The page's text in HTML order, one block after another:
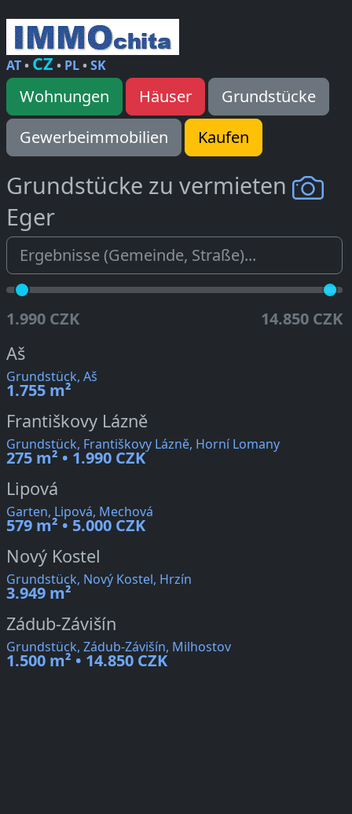
AT• CZ • PL•SK
Wohnungen Häuser
Grundstücke
Gewerbeimmobilien
Kaufen
Grundstücke zu vermieten
Eger
1.990 CZK 14.850 CZK
Aš
Grundstück, Aš
1.755 m²
Františkovy Lázně
Grundstück, Františkovy Lázně, Horní Lomany
275 m² • 1.990 CZK
Lipová
Garten, Lipová, Mechová
579 m² • 5.000 CZK
Nový Kostel
Grundstück, Nový Kostel, Hrzín
3.949 m²
Zádub-Závišín
Grundstück, Zádub-Závišín, Milhostov
1.500 m² • 14.850 CZK